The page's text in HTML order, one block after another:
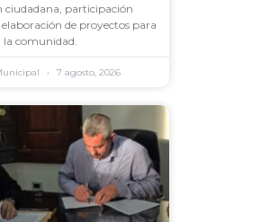
ciudadana, participación
de proyectos para
la comunidad.
7 agosto, 2026